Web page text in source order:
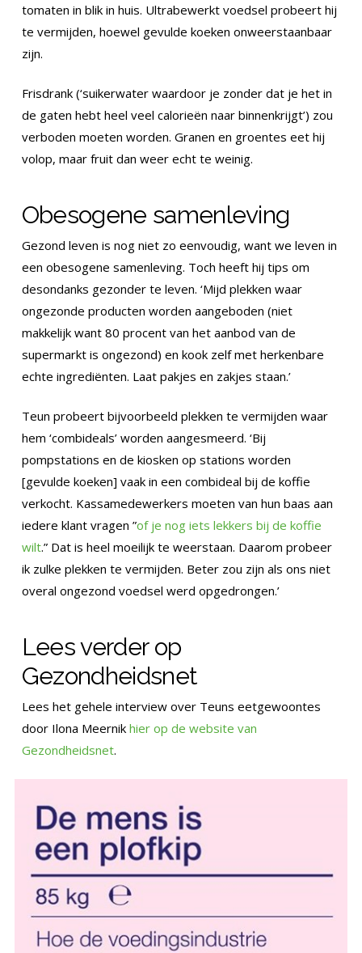
tomaten in blik in huis. Ultrabewerkt voedsel probeert hij
te vermijden, hoewel gevulde koeken onweerstaanbaar
zijn.
Frisdrank (‘suikerwater waardoor je zonder dat je het in
de gaten hebt heel veel calorieën naar binnenkrijgt’) zou
verboden moeten worden. Granen en groentes eet hij
volop, maar fruit dan weer echt te weinig.
Obesogene samenleving
Gezond leven is nog niet zo eenvoudig, want we leven in
een obesogene samenleving. Toch heeft hij tips om
desondanks gezonder te leven. ‘Mijd plekken waar
ongezonde producten worden aangeboden (niet
makkelijk want 80 procent van het aanbod van de
supermarkt is ongezond) en kook zelf met herkenbare
echte ingrediënten. Laat pakjes en zakjes staan.’
Teun probeert bijvoorbeeld plekken te vermijden waar
hem ‘combideals’ worden aangesmeerd. ‘Bij
pompstations en de kiosken op stations worden
[gevulde koeken] vaak in een combideal bij de koffie
verkocht. Kassamedewerkers moeten van hun baas aan
iedere klant vragen ”of je nog iets lekkers bij de koffie
wilt.” Dat is heel moeilijk te weerstaan. Daarom probeer
ik zulke plekken te vermijden. Beter zou zijn als ons niet
overal ongezond voedsel werd opgedrongen.’
Lees verder op
Gezondheidsnet
Lees het gehele interview over Teuns eetgewoontes
door Ilona Meernik hier op de website van
Gezondheidsnet.